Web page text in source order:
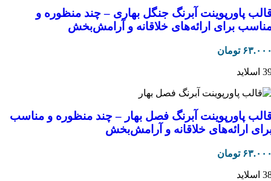
پاورپوینت آبرنگ جنگل بهاری – چند منظوره و
برای ارائه‌های خلاقانه و آرامش‌بخش
تومان
اسلاید
پاورپوینت آبرنگ فصل بهار – چند منظوره و مناسب
ارائه‌های خلاقانه و آرامش‌بخش
تومان
اسلاید